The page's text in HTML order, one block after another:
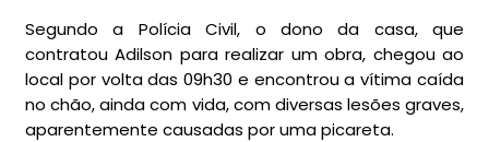
Segundo a Polícia Civil, o dono da casa, que
contratou Adilson para realizar um obra, chegou ao
local por volta das 09h30 e encontrou a vítima caída
no chão, ainda com vida, com diversas lesões graves,
aparentemente causadas por uma picareta.